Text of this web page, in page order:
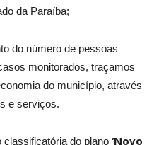
da Paraíba;
do número de pessoas
monitorados, traçamos
do município, através
e serviços.
classificatória do plano‘Novo